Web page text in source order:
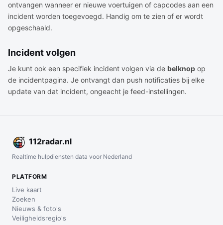
ontvangen wanneer er nieuwe voertuigen of capcodes aan een
incident worden toegevoegd. Handig om te zien of er wordt
opgeschaald.
Incident volgen
Je kunt ook een specifiek incident volgen via de belknop op
de incidentpagina. Je ontvangt dan push notificaties bij elke
update van dat incident, ongeacht je feed-instellingen.
112radar.nl
Realtime hulpdiensten data voor Nederland
PLATFORM
Live kaart
Zoeken
Nieuws & foto's
Veiligheidsregio's